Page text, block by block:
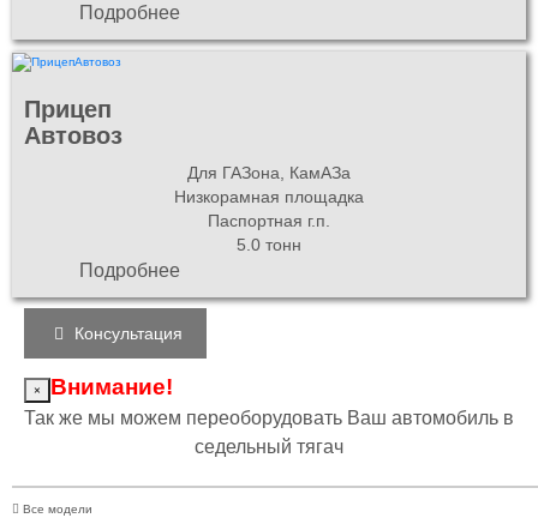
Подробнее
Прицеп
Автовоз
Для ГАЗона, КамАЗа
Низкорамная площадка
Паспортная г.п.
5.0 тонн
Подробнее
Консультация
× Внимание!
Так же мы можем переоборудовать Ваш автомобиль в
седельный тягач
Все модели